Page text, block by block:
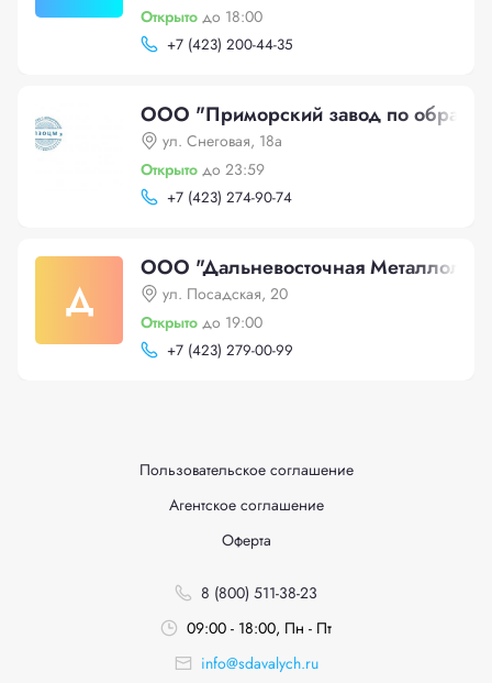
Открыто до 18:00
+7 (423) 200-44-35
ООО "Приморский завод по
ул. Снеговая, 18а
Открыто до 23:59
+7 (423) 274-90-74
Д
ООО "Дальневосточная
ул. Посадская, 20
Открыто до 19:00
+7 (423) 279-00-99
Пользовательское соглашение
Агентское соглашение
Оферта
8 (800) 511-38-23
09:00 - 18:00, Пн - Пт
info@sdavalych.ru